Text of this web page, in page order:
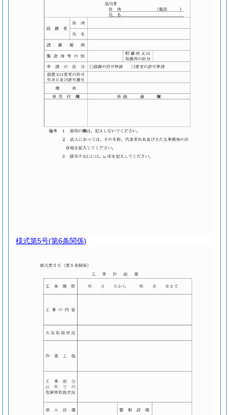
様式第5号(第6条関係)